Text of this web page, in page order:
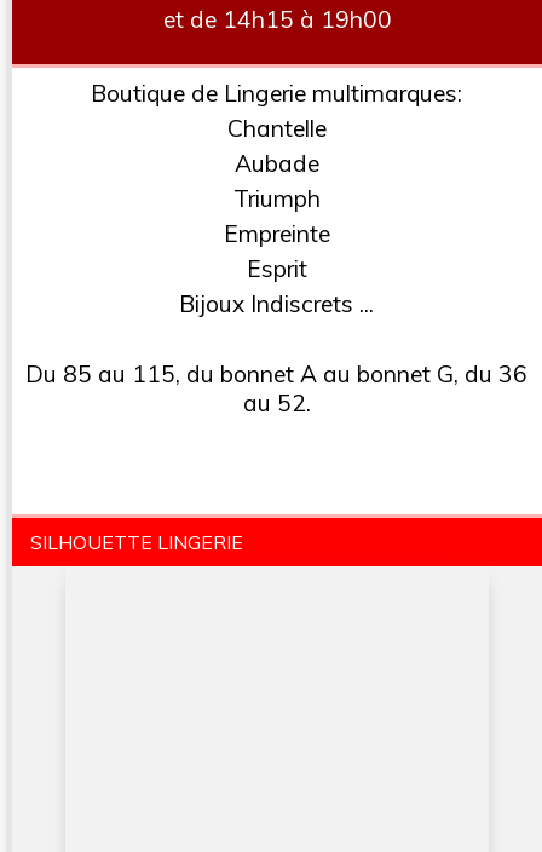
et de 14h15 à 19h00
Boutique de Lingerie multimarques:
Chantelle
Aubade
Triumph
Empreinte
Esprit
Bijoux Indiscrets ...
Du 85 au 115, du bonnet A au bonnet G, du 36
au 52.
SILHOUETTE LINGERIE